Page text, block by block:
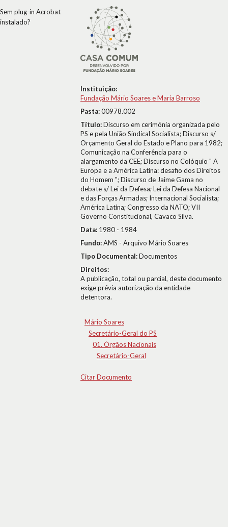
Instituição:
Fundação Mário Soares e Maria Barroso
Pasta:00978.002
Título:Discurso em cerimónia organizada pelo
PS e pela União Sindical Socialista; Discurso s/
Orçamento Geral do Estado e Plano para 1982;
Comunicação na Conferência para o
alargamento da CEE; Discurso no Colóquio " A
Europa e a América Latina: desafio dos Direitos
do Homem "; Discurso de Jaime Gama no
debate s/ Lei da Defesa; Lei da Defesa Nacional
e das Forças Armadas; Internacional Socialista;
América Latina; Congresso da NATO; VII
Governo Constitucional, Cavaco Silva.
Data: 1980 - 1984
Fundo:AMS - Arquivo Mário Soares
Tipo Documental:Documentos
Direitos:
A publicação, total ou parcial, deste documento
exige prévia autorização da entidade
detentora.
Mário Soares
Secretário-Geral do PS
01. Órgãos Nacionais
Secretário-Geral
Citar Documento
Sem plug-in Acrobat
instalado?